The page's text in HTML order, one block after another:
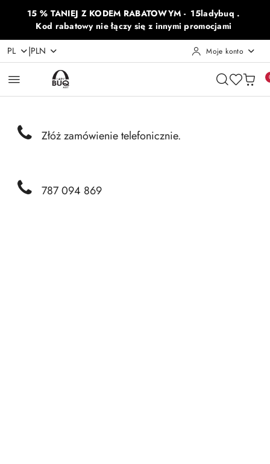
Przejdź do treści głównej
Przejdź do wyszukiwarki
Przejdź do moje konto
Przejdź do menu głównego
Przejdź do opisu produktu
Przejdź do stopki
15 % TANIEJ Z KODEM RABATOWYM - 15ladybuq .
Kod rabatowy nie łączy się z innymi promocjami
PL |PLN Moje konto
Złóż zamówienie telefonicznie.
787 094 869